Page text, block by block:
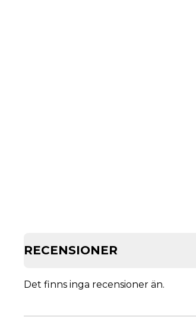
RECENSIONER
Det finns inga recensioner än.